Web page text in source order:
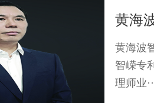
黄海
黄海波
智嵘专
理师业